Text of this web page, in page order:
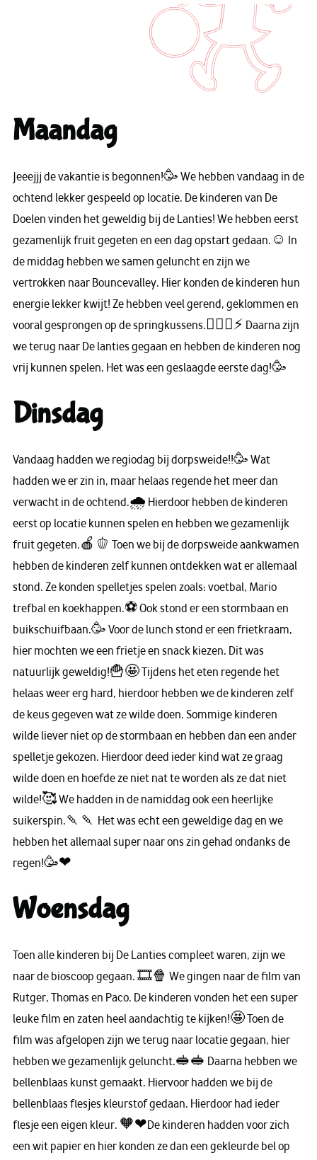
Maandag
Jeeejjj de vakantie is begonnen!🥳 We hebben vandaag in de
ochtend lekker gespeeld op locatie. De kinderen van De
Doelen vinden het geweldig bij de Lanties! We hebben eerst
gezamenlijk fruit gegeten en een dag opstart gedaan.☺ In
de middag hebben we samen geluncht en zijn we
vertrokken naar Bouncevalley. Hier konden de kinderen hun
energie lekker kwijt! Ze hebben veel gerend, geklommen en
vooral gesprongen op de springkussens.🏃🏼‍♀⚡ Daarna zijn
we terug naar De lanties gegaan en hebben de kinderen nog
vrij kunnen spelen. Het was een geslaagde eerste dag!🥳
Dinsdag
Vandaag hadden we regiodag bij dorpsweide!!🥳 Wat
hadden we er zin in, maar helaas regende het meer dan
verwacht in de ochtend.🌧 Hierdoor hebben de kinderen
eerst op locatie kunnen spelen en hebben we gezamenlijk
fruit gegeten.🍎🫑 Toen we bij de dorpsweide aankwamen
hebben de kinderen zelf kunnen ontdekken wat er allemaal
stond. Ze konden spelletjes spelen zoals: voetbal, Mario
trefbal en koekhappen.⚽ Ook stond er een stormbaan en
buikschuifbaan.🥳 Voor de lunch stond er een frietkraam,
hier mochten we een frietje en snack kiezen. Dit was
natuurlijk geweldig!🍟🤩 Tijdens het eten regende het
helaas weer erg hard, hierdoor hebben we de kinderen zelf
de keus gegeven wat ze wilde doen. Sommige kinderen
wilde liever niet op de stormbaan en hebben dan een ander
spelletje gekozen. Hierdoor deed ieder kind wat ze graag
wilde doen en hoefde ze niet nat te worden als ze dat niet
wilde!🥰 We hadden in de namiddag ook een heerlijke
suikerspin.🍡🍡 Het was echt een geweldige dag en we
hebben het allemaal super naar ons zin gehad ondanks de
regen!🥳❤
Woensdag
Toen alle kinderen bij De Lanties compleet waren, zijn we
naar de bioscoop gegaan. 🎞🍿 We gingen naar de film van
Rutger, Thomas en Paco. De kinderen vonden het een super
leuke film en zaten heel aandachtig te kijken!🤩 Toen de
film was afgelopen zijn we terug naar locatie gegaan, hier
hebben we gezamenlijk geluncht.🥪🥪 Daarna hebben we
bellenblaas kunst gemaakt. Hiervoor hadden we bij de
bellenblaas flesjes kleurstof gedaan. Hierdoor had ieder
flesje een eigen kleur. 🧡❤De kinderen hadden voor zich
een wit papier en hier konden ze dan een gekleurde bel op